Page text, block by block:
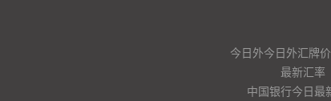
今日外今日外汇牌
最新汇率
中国银行今日最